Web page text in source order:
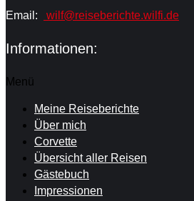
Email: wilf@reiseberichte.wilfi.de
Informationen:
Menü
Meine Reiseberichte
Über mich
Corvette
Übersicht aller Reisen
Gästebuch
Impressionen